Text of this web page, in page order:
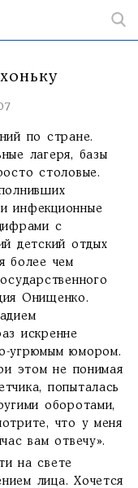
по стране.
лагеря, базы
столовые.
инфекционные
с
детский отдых
более чем
Онищенко.
искренне
угрюмым юмором.
этом не понимая
попыталась
оборотами,
что у меня
вам отвечу».
на свете
лица. Хочется